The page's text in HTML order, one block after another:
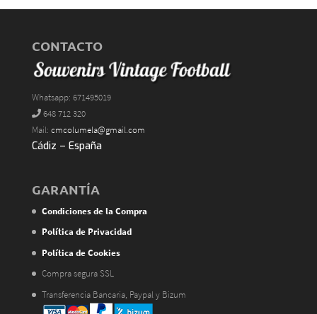
CONTACTO
Whatsapp: 671495019
648 712 320
Mail: cmcolumela@gmail.com
Cádiz – España
GARANTÍA
Condiciones de la Compra
Política de Privacidad
Política de Cookies
Compra segura SSL
Transferencia Bancaria, Paypal y Bizum